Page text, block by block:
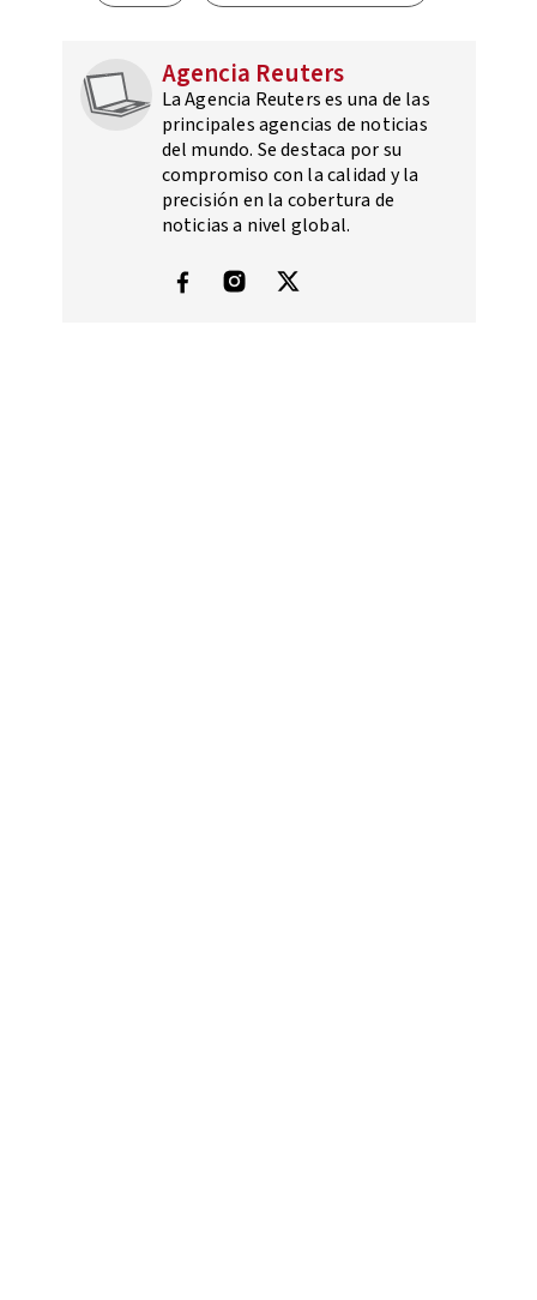
Agencia Reuters
La Agencia Reuters es una de las
principales agencias de noticias
del mundo. Se destaca por su
compromiso con la calidad y la
precisión en la cobertura de
noticias a nivel global.